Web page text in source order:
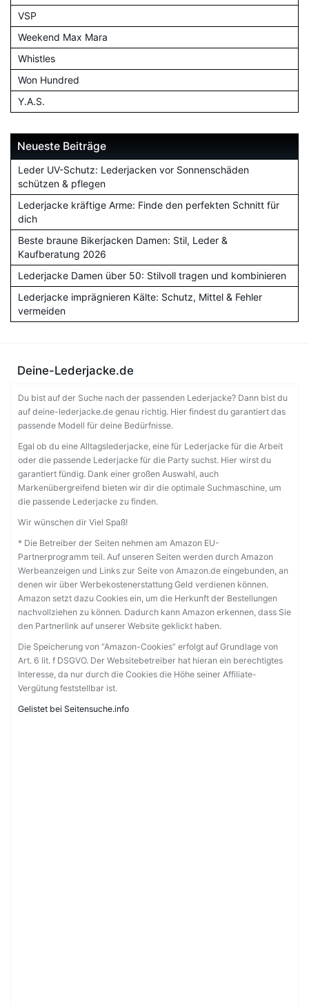
VSP
Weekend Max Mara
Whistles
Won Hundred
Y.A.S.
Neueste Beiträge
Leder UV-Schutz: Lederjacken vor Sonnenschäden
schützen & pflegen
Lederjacke kräftige Arme: Finde den perfekten Schnitt für
dich
Beste braune Bikerjacken Damen: Stil, Leder &
Kaufberatung 2026
Lederjacke Damen über 50: Stilvoll tragen und kombinieren
Lederjacke imprägnieren Kälte: Schutz, Mittel & Fehler
vermeiden
Deine-Lederjacke.de
Du bist auf der Suche nach der passenden Lederjacke? Dann bist du
auf deine-lederjacke.de genau richtig. Hier findest du garantiert das
passende Modell für deine Bedürfnisse.
Egal ob du eine Alltagslederjacke, eine für Lederjacke für die Arbeit
oder die passende Lederjacke für die Party suchst. Hier wirst du
garantiert fündig. Dank einer großen Auswahl, auch
Markenübergreifend bieten wir dir die optimale Suchmaschine, um
die passende Lederjacke zu finden.
Wir wünschen dir Viel Spaß!
* Die Betreiber der Seiten nehmen am Amazon EU-
Partnerprogramm teil. Auf unseren Seiten werden durch Amazon
Werbeanzeigen und Links zur Seite von Amazon.de eingebunden, an
denen wir über Werbekostenerstattung Geld verdienen können.
Amazon setzt dazu Cookies ein, um die Herkunft der Bestellungen
nachvollziehen zu können. Dadurch kann Amazon erkennen, dass Sie
den Partnerlink auf unserer Website geklickt haben.
Die Speicherung von “Amazon-Cookies” erfolgt auf Grundlage von
Art. 6 lit. f DSGVO. Der Websitebetreiber hat hieran ein berechtigtes
Interesse, da nur durch die Cookies die Höhe seiner Affiliate-
Vergütung feststellbar ist.
Gelistet bei Seitensuche.info